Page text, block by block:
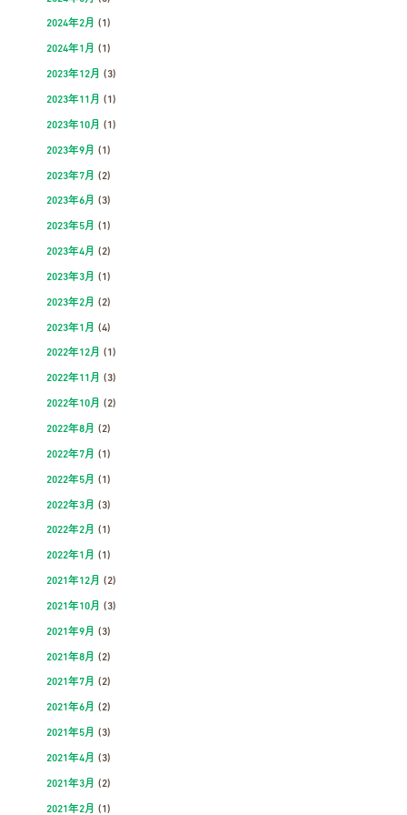
2024年2月 (1)
2024年1月 (1)
2023年12月 (3)
2023年11月 (1)
2023年10月 (1)
2023年9月 (1)
2023年7月 (2)
2023年6月 (3)
2023年5月 (1)
2023年4月 (2)
2023年3月 (1)
2023年2月 (2)
2023年1月 (4)
2022年12月 (1)
2022年11月 (3)
2022年10月 (2)
2022年8月 (2)
2022年7月 (1)
2022年5月 (1)
2022年3月 (3)
2022年2月 (1)
2022年1月 (1)
2021年12月 (2)
2021年10月 (3)
2021年9月 (3)
2021年8月 (2)
2021年7月 (2)
2021年6月 (2)
2021年5月 (3)
2021年4月 (3)
2021年3月 (2)
2021年2月 (1)